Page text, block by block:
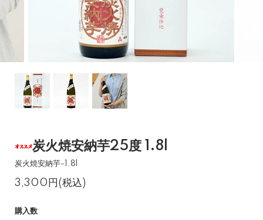
炭火焼安納芋25度 1.8l
炭火焼安納芋-1.8l
3,300円(税込)
購入数